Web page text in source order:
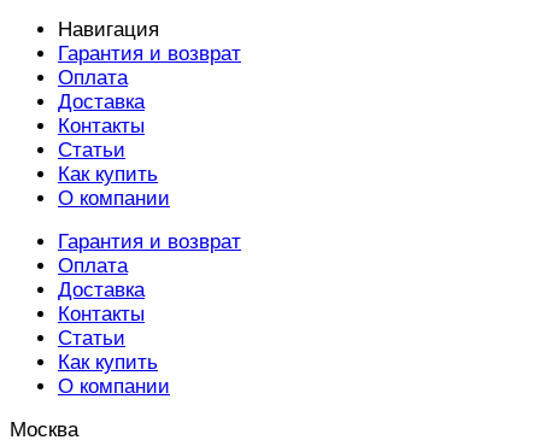
Навигация
Гарантия и возврат
Оплата
Доставка
Контакты
Статьи
Как купить
О компании
Гарантия и возврат
Оплата
Доставка
Контакты
Статьи
Как купить
О компании
Москва